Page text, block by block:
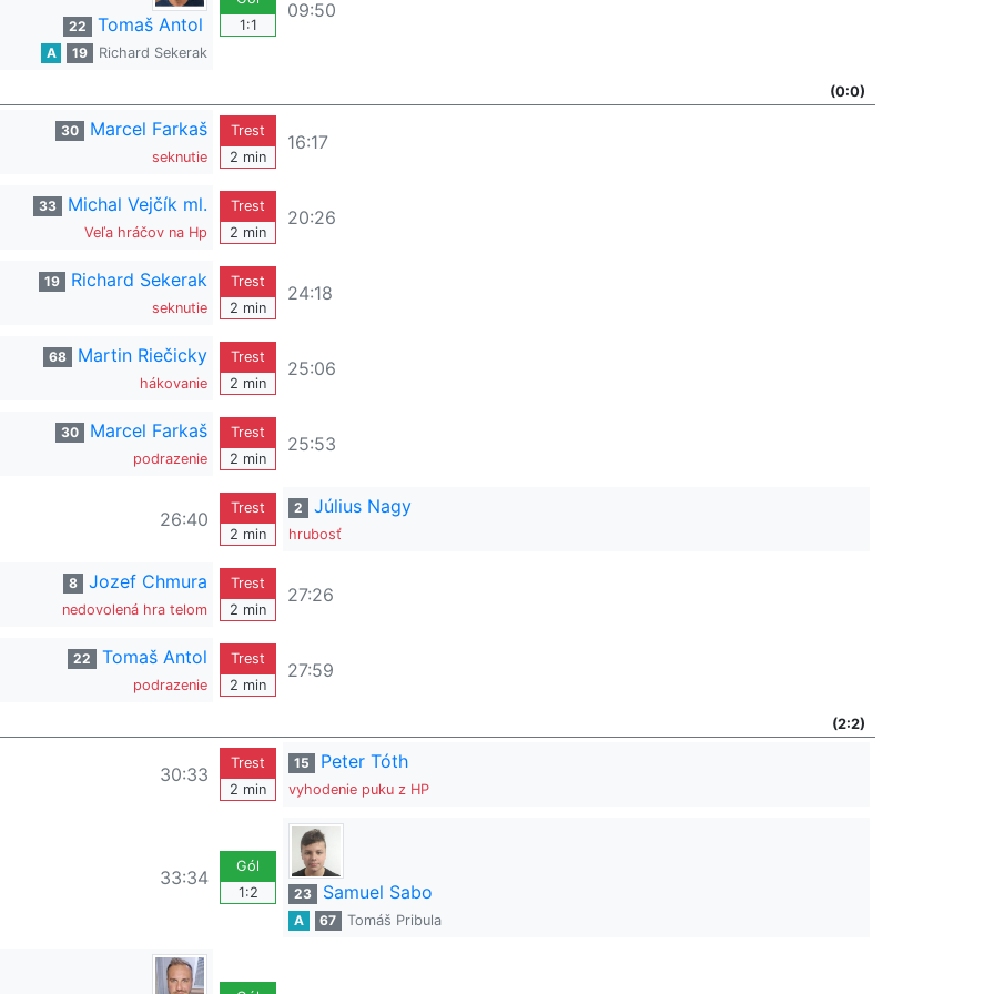
22 Tomaš Antol
A 19 Richard Sekerak
1:1
09:50
(0:0)
30 Marcel Farkaš
seknutie
Trest
2 min
16:17
33 Michal Vejčík ml.
Veľa hráčov na Hp
Trest
2 min
20:26
19 Richard Sekerak
seknutie
Trest
2 min
24:18
68 Martin Riečicky
hákovanie
Trest
2 min
25:06
30 Marcel Farkaš
podrazenie
Trest
2 min
25:53
26:40
Trest
2 min
2 Július Nagy
hrubosť
8 Jozef Chmura
nedovolená hra telom
Trest
2 min
27:26
22 Tomaš Antol
podrazenie
Trest
2 min
27:59
(2:2)
30:33
Trest
2 min
15 Peter Tóth
vyhodenie puku z HP
33:34
Gól
1:2
23 Samuel Sabo
A 67 Tomáš Pribula